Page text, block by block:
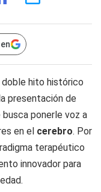
doble hito histórico
presentación de
ponerle voz a
en el cerebro. Por
terapéutico
innovador para